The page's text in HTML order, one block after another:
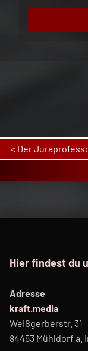
Post navigation
Der
Hier findest du
Adresse
kraft.media
Weißgerberstr. 31
84453 Mühldorf a.